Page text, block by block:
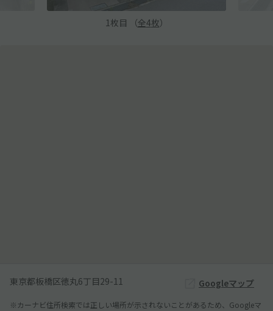
1 枚目 （全4枚）
東京都板橋区徳丸6丁目29-11 Googleマップ
※カーナビ住所検索では正しい場所が示されないことがあるため、Googleマ